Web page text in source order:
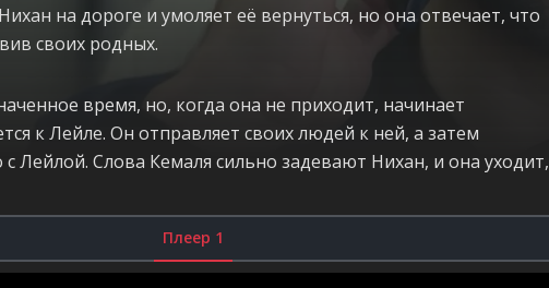
на дороге и умоляет её вернуться, но она отвечает, что
своих родных.
время, но, когда она не приходит, начинает
к Лейле. Он отправляет своих людей к ней, а затем
Лейлой. Слова Кемаля сильно задевают Нихан, и она уходит,
Плеер 1